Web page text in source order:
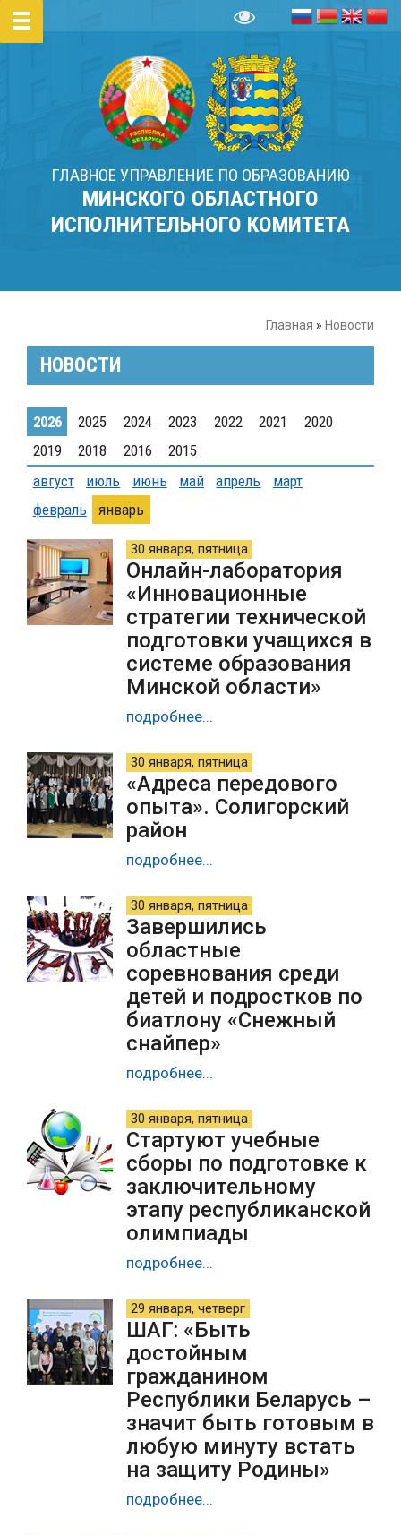
ГЛАВНОЕ УПРАВЛЕНИЕ ПО ОБРАЗОВАНИЮ
МИНСКОГО ОБЛАСТНОГО
ИСПОЛНИТЕЛЬНОГО КОМИТЕТА
Главная » Новости
НОВОСТИ
2026 2025 2024 2023 2022 2021
2020
2019
2018 2016
2015
август
июль июнь май апрель
март
февраль
январь
30 января, пятница
Онлайн-лаборатория
«Инновационные
стратегии технической
подготовки учащихся в
системе образования
Минской области»
подробнее...
30 января, пятница
«Адреса передового
опыта». Солигорский
район
подробнее...
30 января, пятница
Завершились
областные
соревнования среди
детей и подростков по
биатлону «Снежный
снайпер»
подробнее...
30 января, пятница
Стартуют учебные
сборы по подготовке к
заключительному
этапу республиканской
олимпиады
подробнее...
29 января, четверг
ШАГ: «Быть
достойным
гражданином
Республики Беларусь –
значит быть готовым в
любую минуту встать
на защиту Родины»
подробнее...